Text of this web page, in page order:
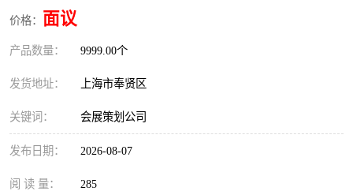
价格： 面议
产品数量： 9999.00个
发货地址： 上海市奉贤区
关键词： 会展策划公司
发布日期： 2026-08-07
阅 读 量： 285